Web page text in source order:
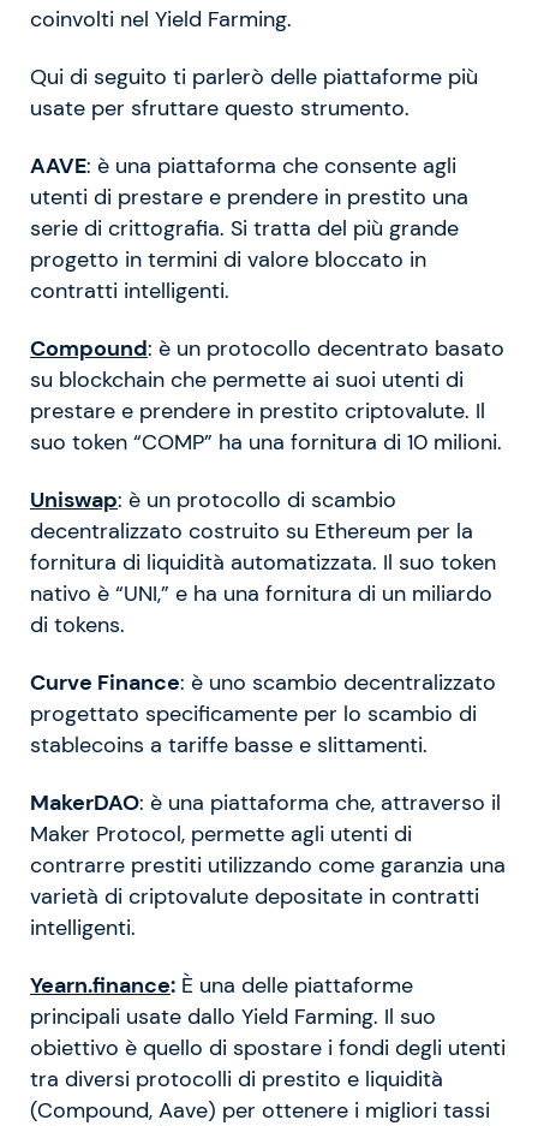
coinvolti nel Yield Farming.
Qui di seguito ti parlerò delle piattaforme più
usate per sfruttare questo strumento.
AAVE: è una piattaforma che consente agli
utenti di prestare e prendere in prestito una
serie di crittografia. Si tratta del più grande
progetto in termini di valore bloccato in
contratti intelligenti.
Compound: è un protocollo decentrato basato
su blockchain che permette ai suoi utenti di
prestare e prendere in prestito criptovalute. Il
suo token “COMP” ha una fornitura di 10 milioni.
Uniswap: è un protocollo di scambio
decentralizzato costruito su Ethereum per la
fornitura di liquidità automatizzata. Il suo token
nativo è “UNI,” e ha una fornitura di un miliardo
di tokens.
Curve Finance: è uno scambio decentralizzato
progettato specificamente per lo scambio di
stablecoins a tariffe basse e slittamenti.
MakerDAO: è una piattaforma che, attraverso il
Maker Protocol, permette agli utenti di
contrarre prestiti utilizzando come garanzia una
varietà di criptovalute depositate in contratti
intelligenti.
Yearn.finance: È una delle piattaforme
principali usate dallo Yield Farming. Il suo
obiettivo è quello di spostare i fondi degli utenti
tra diversi protocolli di prestito e liquidità
(Compound, Aave) per ottenere i migliori tassi